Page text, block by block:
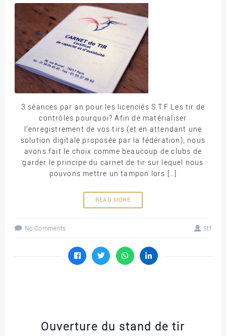
3 séances par an pour les licenciés S.T.F Les tir de
contrôles pourquoi? Afin de matérialiser
l’enregistrement de vos tirs (et en attendant une
solution digitale proposée par la fédération), nous
avons fait le choix comme beaucoup de clubs de
garder le principe du carnet de tir sur lequel nous
pouvons mettre un tampon lors […]
READ MORE
No Comments Stf
Ouverture du stand de tir